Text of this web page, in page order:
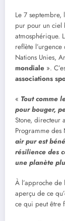
Le 7 septembre,
pur pour un ciel
atmosphérique.
reflète
Nations Unies,
mondiale ».
associations
« Tout comme
pour bouger,
Stone, directeur
Programme des
air pur est
résilience des
une planète
À l’approche de
aperçu de ce
ce qui peut être